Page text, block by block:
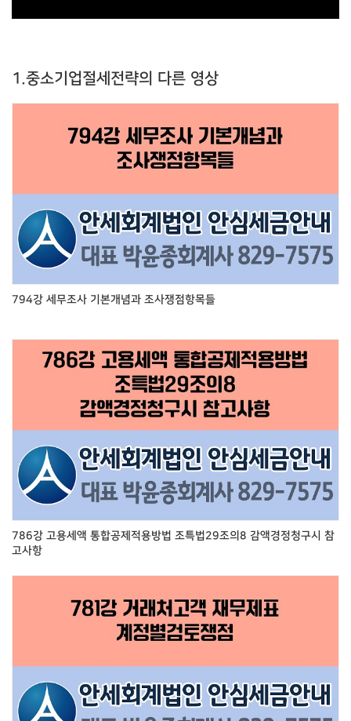
1.중소기업절세전략의 다른 영상
794강 세무조사 기본개념과 조사쟁점항목들
786강 고용세액 통합공제적용방법 조특법29조의8 감액경정청구시 참
고사항